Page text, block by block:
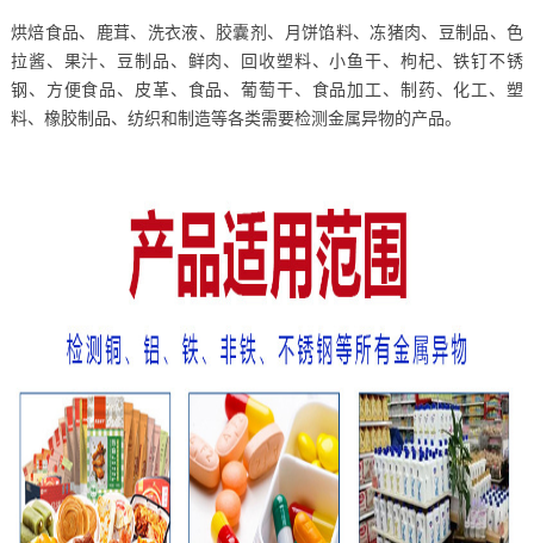
烘焙食品、鹿茸、洗衣液、胶囊剂、月饼馅料、冻猪肉、豆制品、色
拉酱、果汁、豆制品、鲜肉、回收塑料、小鱼干、枸杞、铁钉不锈
钢、方便食品、皮革、食品、葡萄干、食品加工、制药、化工、塑
料、橡胶制品、纺织和制造等各类需要检测金属异物的产品。